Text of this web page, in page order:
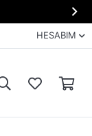

HESABIM